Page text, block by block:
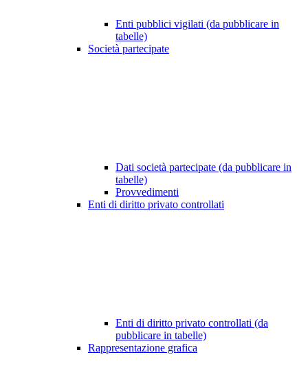
Enti pubblici vigilati (da pubblicare in
tabelle)
Società partecipate
Dati società partecipate (da pubblicare in
tabelle)
Provvedimenti
Enti di diritto privato controllati
Enti di diritto privato controllati (da
pubblicare in tabelle)
Rappresentazione grafica